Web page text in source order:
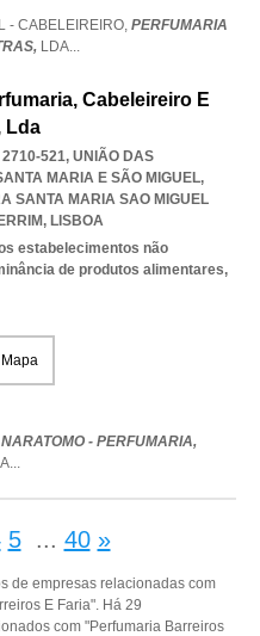
- CABELEIREIRO, PERFUMARIA
LDA...
Cabeleireiro E
Lda
521, UNIÃO DAS
MARIA E SÃO MIGUEL,
SANTA MARIA SAO MIGUEL
, LISBOA
estabelecimentos não
de produtos alimentares,
- PERFUMARIA,
...
5 ... 40 »
de empresas relacionadas com
E Faria". Há 29
com "Perfumaria Barreiros